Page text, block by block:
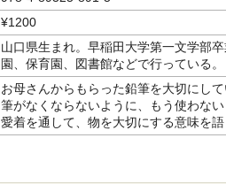
¥1200
山口県生まれ。早稲田大学第一文学部
園、保育園、図書館などで行っている。
お母さんからもらった鉛筆を大切にし
筆がなくならないように、もう使わな
愛着を通して、物を大切にする意味を